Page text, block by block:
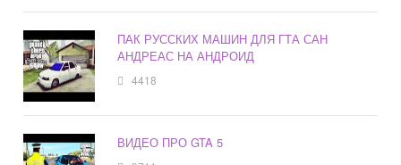
ПАК РУССКИХ МАШИН ДЛЯ ГТА САН
АНДРЕАС НА АНДРОИД
4418
ВИДЕО ПРО GTA 5